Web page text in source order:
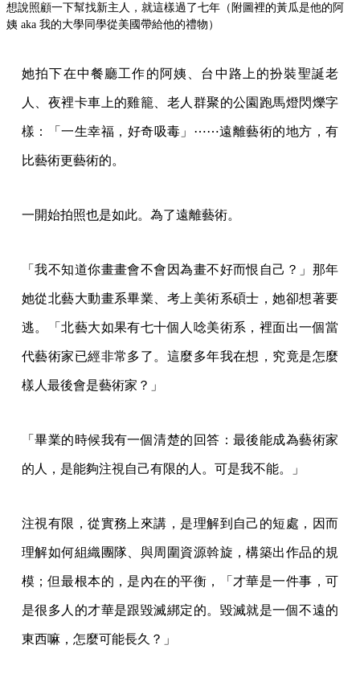
想說照顧一下幫找新主人，就這樣過了七年（附圖裡的黃瓜是他的阿
姨 aka 我的大學同學從美國帶給他的禮物）
她拍下在中餐廳工作的阿姨、台中路上的扮裝聖誕老
人、夜裡卡車上的雞籠、老人群聚的公園跑馬燈閃爍字
樣：「一生幸福，好奇吸毒」⋯⋯遠離藝術的地方，有
比藝術更藝術的。
一開始拍照也是如此。為了遠離藝術。
「我不知道你畫畫會不會因為畫不好而恨自己？」那年
她從北藝大動畫系畢業、考上美術系碩士，她卻想著要
逃。「北藝大如果有七十個人唸美術系，裡面出一個當
代藝術家已經非常多了。這麼多年我在想，究竟是怎麼
樣人最後會是藝術家？」
「畢業的時候我有一個清楚的回答：最後能成為藝術家
的人，是能夠注視自己有限的人。可是我不能。」
注視有限，從實務上來講，是理解到自己的短處，因而
理解如何組織團隊、與周圍資源斡旋，構築出作品的規
模；但最根本的，是內在的平衡，「才華是一件事，可
是很多人的才華是跟毀滅綁定的。毀滅就是一個不遠的
東西嘛，怎麼可能長久？」